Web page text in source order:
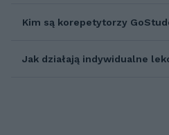
studiowałam 2 lata za
dyplom magistra na
Kim są korepetytorzy
Jak działają indywidualne